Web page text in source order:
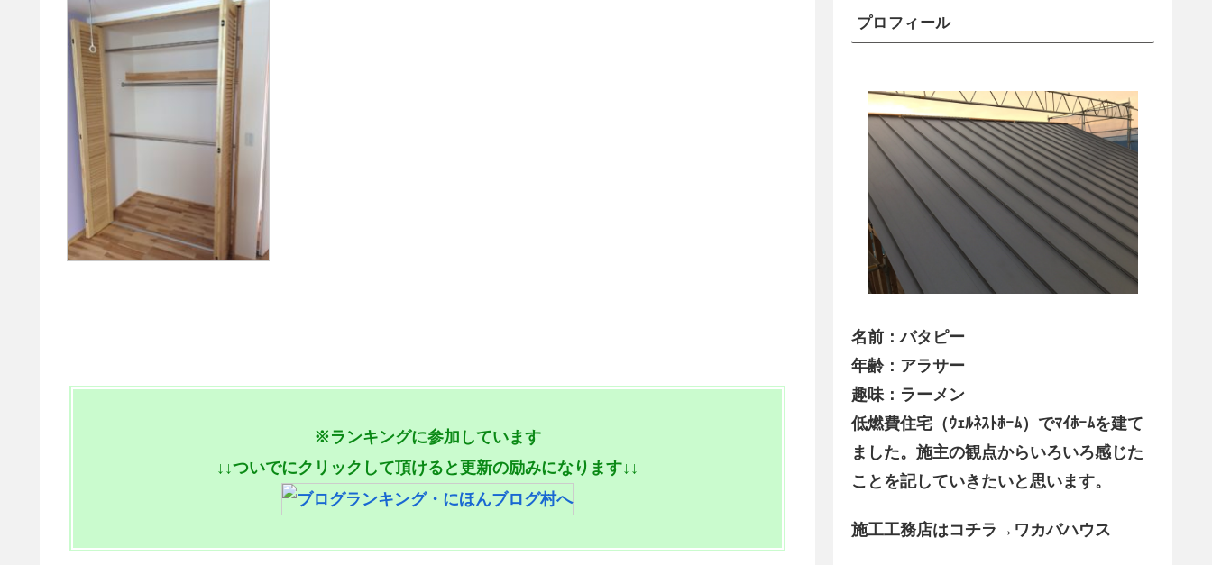
※ランキングに参加しています
↓↓ついでにクリックして頂けると更新の励みになります↓↓
プロフィール
名前：バタピー
年齢：アラサー
趣味：ラーメン
低燃費住宅（ｳｪﾙﾈｽﾄﾎｰﾑ）でﾏｲﾎｰﾑを建て
ました。施主の観点からいろいろ感じた
ことを記していきたいと思います。
施工工務店はコチラ→ワカバハウス